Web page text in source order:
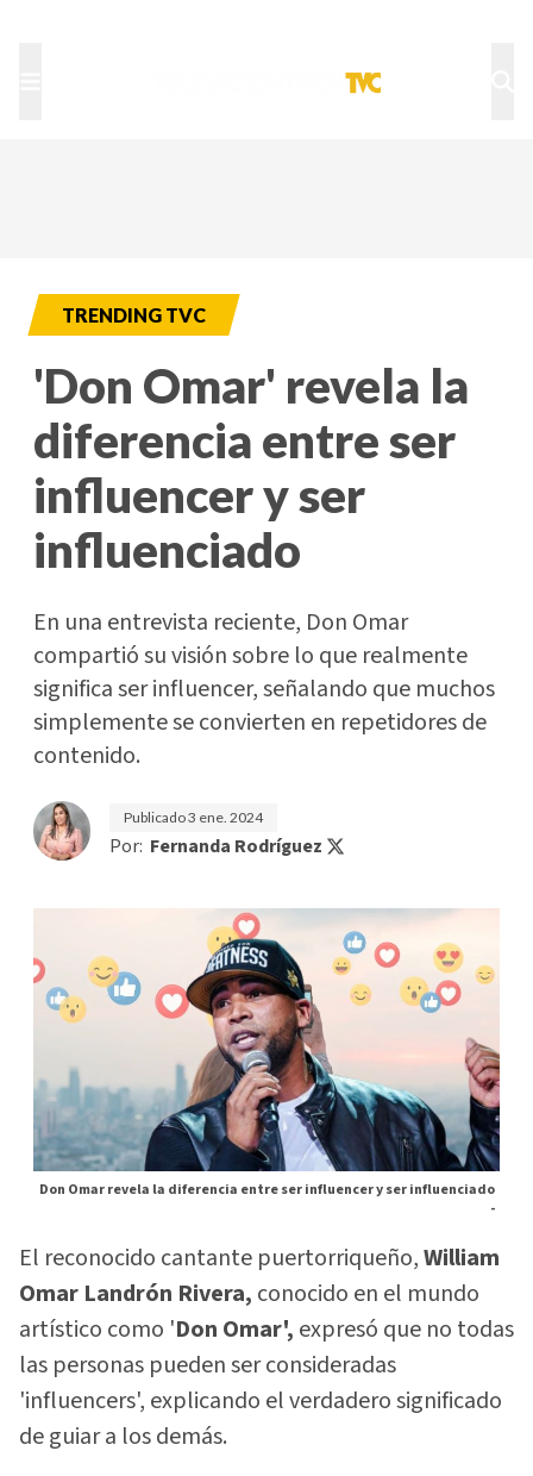
TRENDING TVC
'Don Omar' revela la
diferencia entre ser
influencer y ser
influenciado
En una entrevista reciente, Don Omar
compartió su visión sobre lo que realmente
significa ser influencer, señalando que muchos
simplemente se convierten en repetidores de
contenido.
Publicado3 ene. 2024
Por: Fernanda Rodríguez
Don Omar revela la diferencia entre ser influencer y ser influenciado
-
El reconocido cantante puertorriqueño,William
Omar Landrón Rivera, conocido en el mundo
artístico como 'Don Omar', expresó que no todas
las personas pueden ser consideradas
'influencers', explicando el verdadero significado
de guiar a los demás.